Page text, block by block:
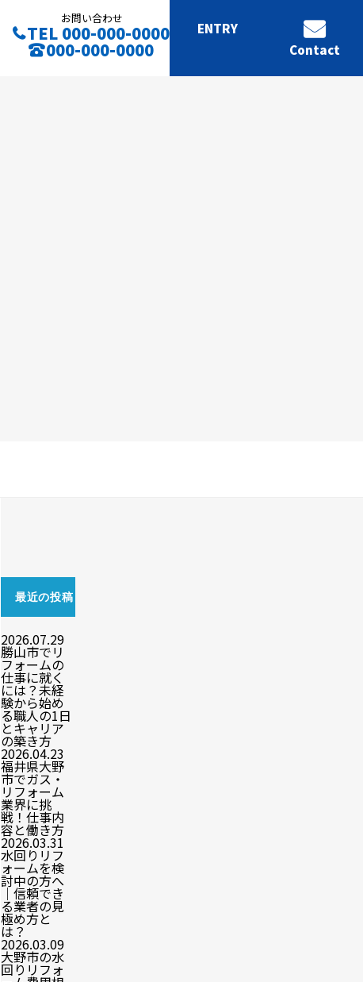
お問い合わせ
TEL 000-000-0000
000-000-0000
ENTRY
Contact
最近の投稿
2026.07.29
勝山市でリ
フォームの
仕事に就く
には？未経
験から始め
る職人の1日
とキャリア
の築き方
2026.04.23
福井県大野
市でガス・
リフォーム
業界に挑
戦！仕事内
容と働き方
2026.03.31
水回りリフ
ォームを検
討中の方へ
｜信頼でき
る業者の見
極め方と
は？
2026.03.09
大野市の水
回りリフォ